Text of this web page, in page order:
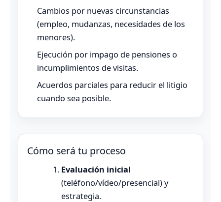
Cambios por nuevas circunstancias
(empleo, mudanzas, necesidades de los
menores).
Ejecución por impago de pensiones o
incumplimientos de visitas.
Acuerdos parciales para reducir el litigio
cuando sea posible.
Cómo será tu proceso
Evaluación inicial
(teléfono/vídeo/presencial) y
estrategia.